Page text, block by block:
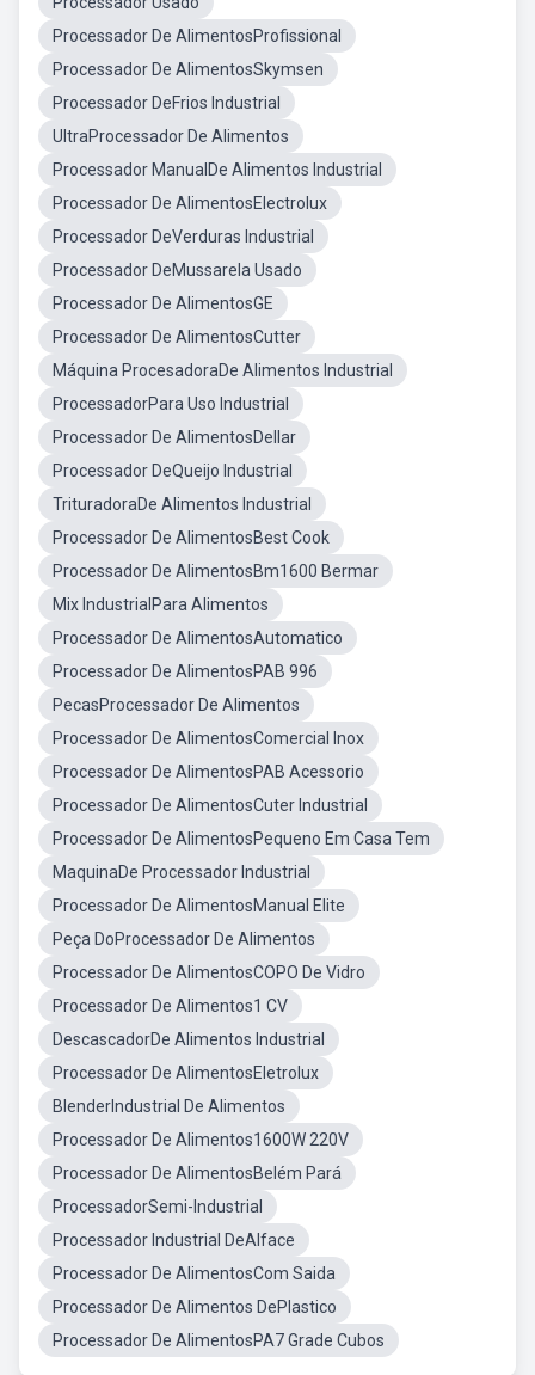
Processador De AlimentosProfissional
Processador De AlimentosSkymsen
Processador DeFrios Industrial
UltraProcessador De Alimentos
Processador ManualDe Alimentos Industrial
Processador De AlimentosElectrolux
Processador DeVerduras Industrial
Processador DeMussarela Usado
Processador De AlimentosGE
Processador De AlimentosCutter
Máquina ProcesadoraDe Alimentos Industrial
ProcessadorPara Uso Industrial
Processador De AlimentosDellar
Processador DeQueijo Industrial
TrituradoraDe Alimentos Industrial
Processador De AlimentosBest Cook
Processador De AlimentosBm1600 Bermar
Mix IndustrialPara Alimentos
Processador De AlimentosAutomatico
Processador De AlimentosPAB 996
PecasProcessador De Alimentos
Processador De AlimentosComercial Inox
Processador De AlimentosPAB Acessorio
Processador De AlimentosCuter Industrial
Processador De AlimentosPequeno Em Casa Tem
MaquinaDe Processador Industrial
Processador De AlimentosManual Elite
Peça DoProcessador De Alimentos
Processador De AlimentosCOPO De Vidro
Processador De Alimentos1 CV
DescascadorDe Alimentos Industrial
Processador De AlimentosEletrolux
BlenderIndustrial De Alimentos
Processador De Alimentos1600W 220V
Processador De AlimentosBelém Pará
ProcessadorSemi-Industrial
Processador Industrial DeAlface
Processador De AlimentosCom Saida
Processador De Alimentos DePlastico
Processador De AlimentosPA7 Grade Cubos